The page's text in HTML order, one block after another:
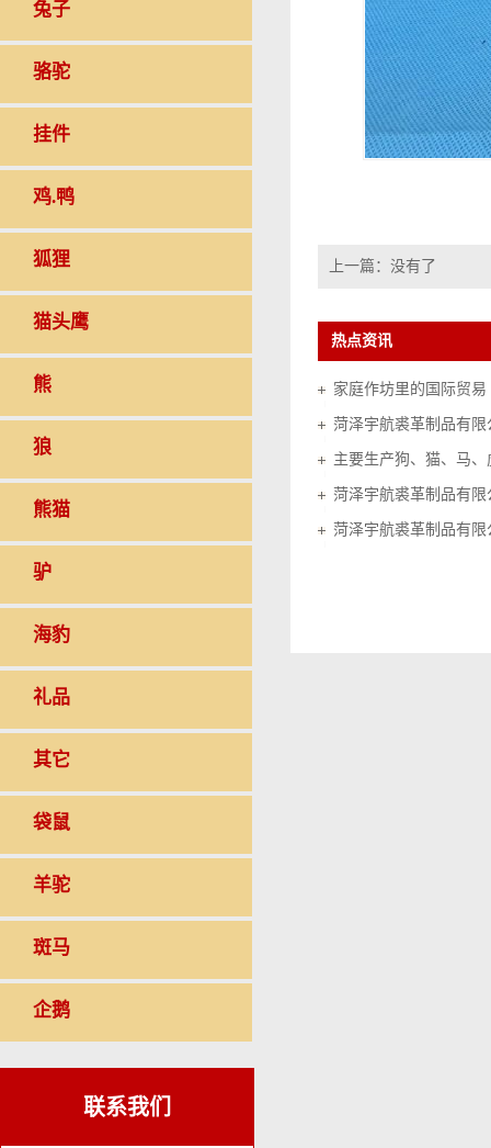
兔子
骆驼
挂件
鸡.鸭
狐狸
猫头鹰
熊
狼
熊猫
驴
海豹
礼品
其它
袋鼠
羊驼
斑马
企鹅
联系我们
上一篇：没有了
热点资讯
家庭作坊里的国际贸易
菏泽宇航裘革制品有
菏泽宇航裘革制品有限
菏泽宇航裘革制品有限